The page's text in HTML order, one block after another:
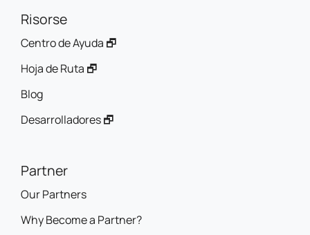
Risorse
Centro de Ayuda 🗗
Hoja de Ruta 🗗
Blog
Desarrolladores 🗗
Partner
Our Partners
Why Become a Partner?